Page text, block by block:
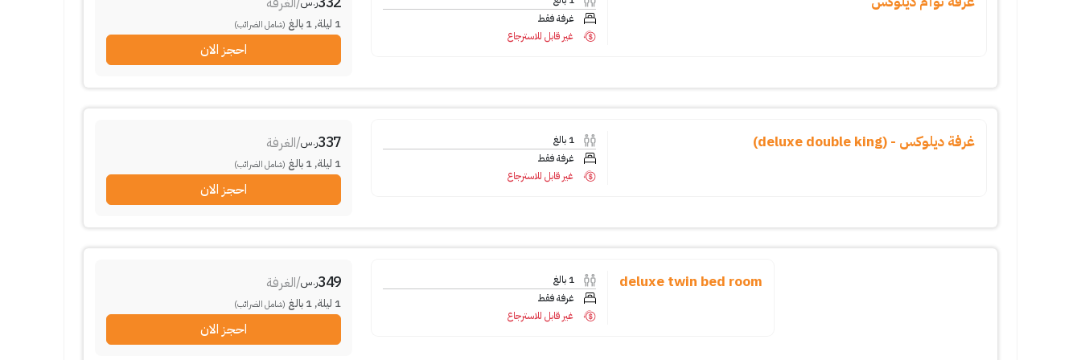
غرفة فقط
غير قابل للاسترجاع
1 ليلة,
1 بالغ (شامل الضرائب)
احجز الان
غرفة ديلوكس - (deluxe double king) 1 بالغ
غرفة فقط
غير قابل للاسترجاع
337ر.س/الغرفة
1 ليلة,
1 بالغ (شامل الضرائب)
احجز الان
deluxe twin bed room
1 بالغ
غرفة فقط
غير قابل للاسترجاع
349ر.س/الغرفة
1 ليلة,
1 بالغ (شامل الضرائب)
احجز الان